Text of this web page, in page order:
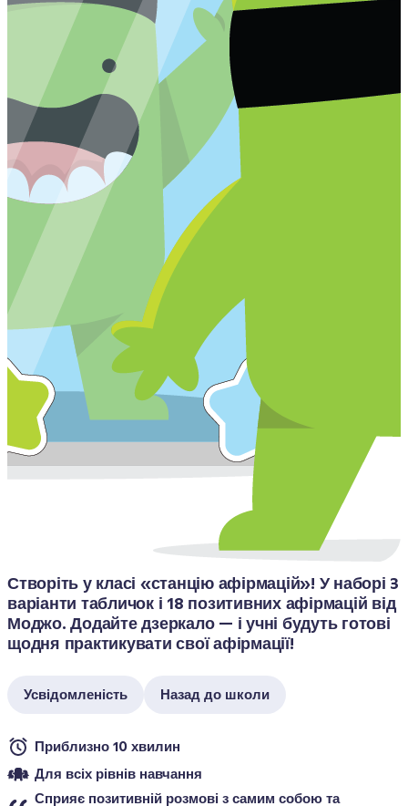
Створіть у класі «станцію афірмацій»! У наборі 3
варіанти табличок і 18 позитивних афірмацій від
Моджо. Додайте дзеркало — і учні будуть готові
щодня практикувати свої афірмації!
Усвідомленість Назад до школи
Приблизно 10 хвилин
Для всіх рівнів навчання
Сприяє позитивній розмові з самим собою та